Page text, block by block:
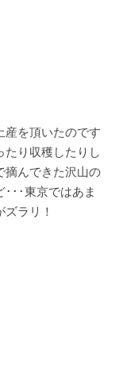
産を頂いたのです
たり収穫したりし
摘んできた沢山の
･･東京ではあま
ラリ！